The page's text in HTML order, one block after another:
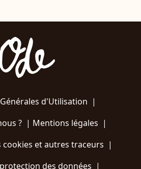
d'Utilisation |
?| Mentions légales |
cookies et autres traceurs |
des données |